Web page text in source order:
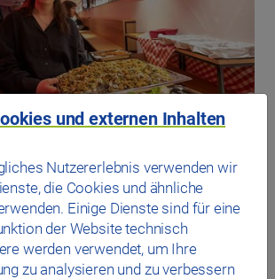
und externen Inhalten
Nutzererlebnis verwenden wir
die Cookies und ähnliche
Einige Dienste sind für eine
der Website technisch
werden verwendet, um Ihre
zu analysieren und zu verbessern